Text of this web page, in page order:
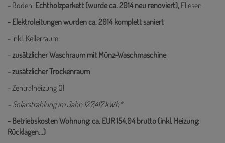
- Boden: Echtholzparkett (wurde ca. 2014 neu renoviert), Fliesen
- Elektroleitungen wurden ca. 2014 komplett saniert
- inkl. Kellerraum
-zusätzlicher Waschraum mit Münz-Waschmaschine
- zusätzlicher Trockenraum
- Zentralheizung Öl
- Solarstrahlung im Jahr: 127,417 kWh*
- Betriebskosten Wohnung: ca. EUR 154,04 brutto (inkl. Heizung;
Rücklagen...)